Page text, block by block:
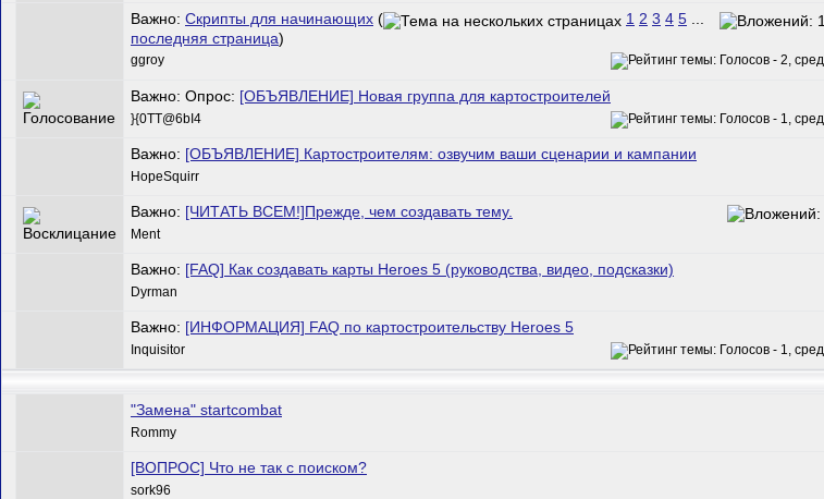
Важно: Скрипты для начинающих ( 1 2 3 4 5 ...
последняя страница)
ggroy
Важно: Опрос: [ОБЪЯВЛЕНИЕ] Новая группа для картостроителей
}{0TT@6bI4
Важно: [ОБЪЯВЛЕНИЕ] Картостроителям: озвучим ваши сценарии и кампании
HopeSquirr
Важно: [ЧИТАТЬ ВСЕМ!]Прежде, чем создавать тему.
Ment
Важно: [FAQ] Как создавать карты Heroes 5 (руководства, видео, подсказки)
Dyrman
Важно: [ИНФОРМАЦИЯ] FAQ по картостроительству Heroes 5
Inquisitor
"Замена" startcombat
Rommy
[ВОПРОС] Что не так с поиском?
sork96